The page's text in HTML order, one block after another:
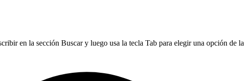
en la sección Buscar y luego usa la tecla Tab para elegir una opción de la